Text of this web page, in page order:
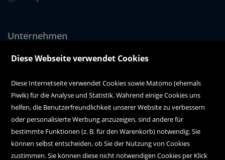
Unternehmen
Über uns
Kundenservice
Hilfe
Kontakt
Diese Webseite verwendet Cookies
Diese Internetseite verwendet Cookies sowie Matomo (ehemals
Piwik) für die Analyse und Statistik. Während einige Cookies uns
helfen, die Benutzerfreundlichkeit unserer Website zu verbessern
oder personalisierte Werbung anzuzeigen, sind andere für
bestimmte Funktionen (z. B. für den Warenkorb) notwendig. Sie
können selbst entscheiden, ob Sie der Nutzung von Cookies
zustimmen. Sie können diese nicht notwendigen Cookies per Klick